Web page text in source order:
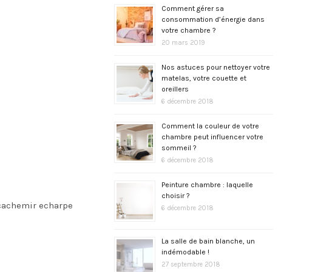
echarpe
Comment gérer sa
consommation d’énergie dans
votre chambre ?
20 mars 2019
Nos astuces pour nettoyer votre
matelas, votre couette et
oreillers
6 décembre 2018
Comment la couleur de votre
chambre peut influencer votre
sommeil ?
6 décembre 2018
Peinture chambre : laquelle
choisir ?
6 décembre 2018
La salle de bain blanche, un
indémodable !
27 septembre 2018